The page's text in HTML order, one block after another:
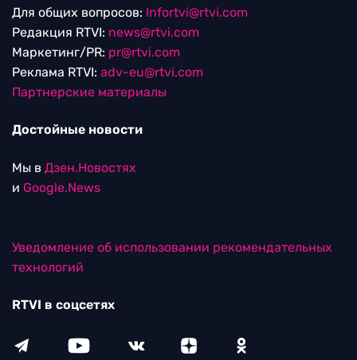
Для общих вопросов: Infortvi@rtvi.com
Редакция RTVI: news@rtvi.com
Маркетинг/PR: pr@rtvi.com
Реклама RTVI: adv-eu@rtvi.com
Партнерские материалы
Достойные новости
Мы в Дзен.Новостях
и Google.News
Уведомление об использовании рекомендательных
технологий
RTVI в соцсетях